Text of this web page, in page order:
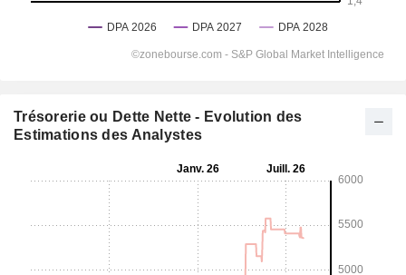
Trésorerie ou Dette Nette - Evolution des
Estimations des Analystes